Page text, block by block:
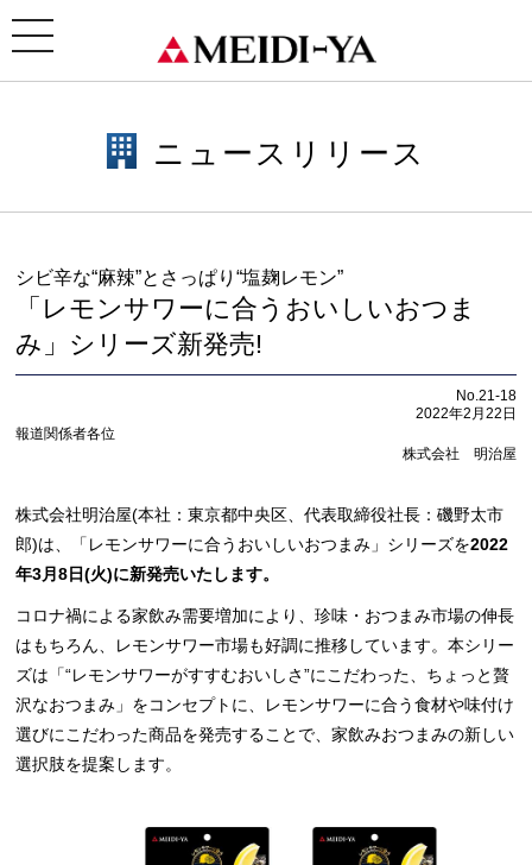
toggle
navigation
おつまみ」シリーズ新発売!
ニュースリリース
シビ辛な“麻辣”とさっぱり“塩麹レモン”
「レモンサワーに合うおいしいおつま
み」シリーズ新発売!
No.21-18
2022年2月22日
報道関係者各位
株式会社 明治屋
株式会社明治屋(本社：東京都中央区、代表取締役社長：磯野太市
郎)は、「レモンサワーに合うおいしいおつまみ」シリーズを2022
年3月8日(火)に新発売いたします。
コロナ禍による家飲み需要増加により、珍味・おつまみ市場の伸長
はもちろん、レモンサワー市場も好調に推移しています。本シリー
ズは「“レモンサワーがすすむおいしさ”にこだわった、ちょっと贅
沢なおつまみ」をコンセプトに、レモンサワーに合う食材や味付け
選びにこだわった商品を発売することで、家飲みおつまみの新しい
選択肢を提案します。